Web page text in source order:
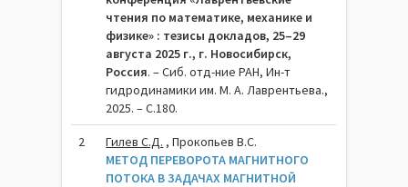
чтения по математике, механике и
физике» : тезисы докладов, 25–29
августа 2025 г., г. Новосибирск,
Россия. – Сиб. отд-ние РАН, Ин-т
гидродинамики им. М. А. Лаврентьева.,
2025. – C.180.
2 Гилев С.Д. , Прокопьев В.С.
МЕТОД ПЕРЕВОРОТА МАГНИТНОГО
ПОТОКА В ЗАДАЧАХ МАГНИТНОЙ